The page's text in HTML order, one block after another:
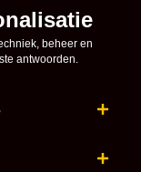
beheer en
antwoorden.